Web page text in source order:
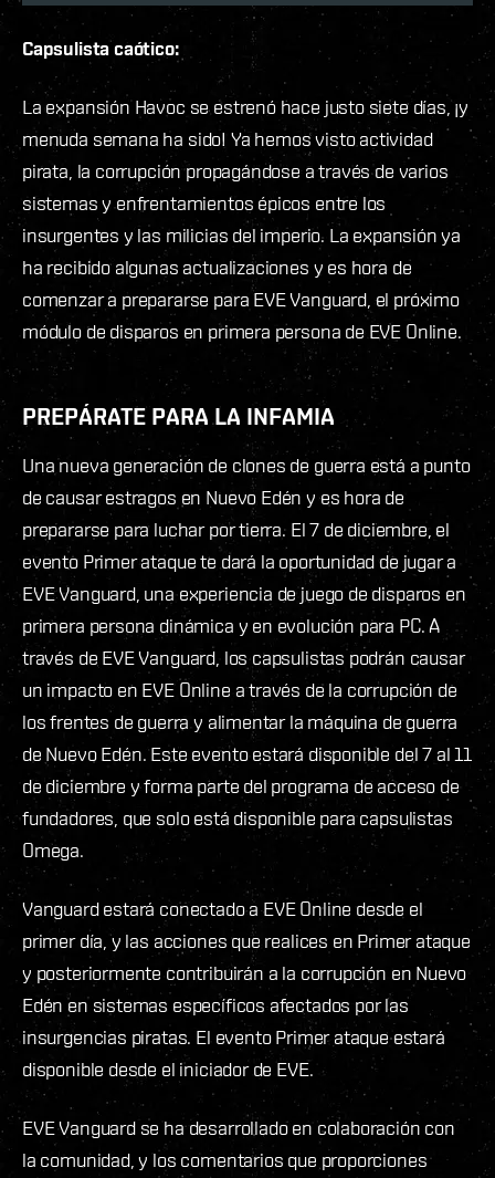
Capsulista caótico:
La expansión Havoc se estrenó hace justo siete días, ¡y
menuda semana ha sido! Ya hemos visto actividad
pirata, la corrupción propagándose a través de varios
sistemas y enfrentamientos épicos entre los
insurgentes y las milicias del imperio. La expansión ya
ha recibido algunas actualizaciones y es hora de
comenzar a prepararse para EVE Vanguard, el próximo
módulo de disparos en primera persona de EVE Online.
PREPÁRATE PARA LA INFAMIA
Una nueva generación de clones de guerra está a punto
de causar estragos en Nuevo Edén y es hora de
prepararse para luchar por tierra. El 7 de diciembre, el
evento Primer ataque te dará la oportunidad de jugar a
EVE Vanguard, una experiencia de juego de disparos en
primera persona dinámica y en evolución para PC. A
través de EVE Vanguard, los capsulistas podrán causar
un impacto en EVE Online a través de la corrupción de
los frentes de guerra y alimentar la máquina de guerra
de Nuevo Edén. Este evento estará disponible del 7 al 11
de diciembre y forma parte del programa de acceso de
fundadores, que solo está disponible para capsulistas
Omega.
Vanguard estará conectado a EVE Online desde el
primer día, y las acciones que realices en Primer ataque
y posteriormente contribuirán a la corrupción en Nuevo
Edén en sistemas específicos afectados por las
insurgencias piratas. El evento Primer ataque estará
disponible desde el iniciador de EVE.
EVE Vanguard se ha desarrollado en colaboración con
la comunidad, y los comentarios que proporciones